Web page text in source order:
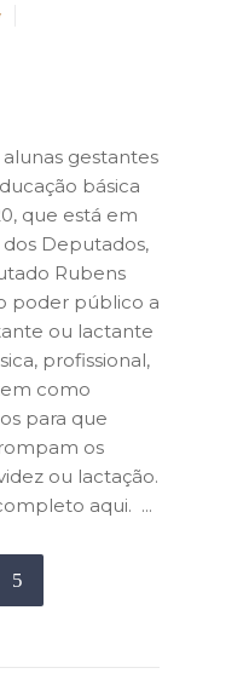
alunas gestantes
básica
que está em
Deputados,
Rubens
poder público a
ou lactante
profissional,
como
para que
os
ou lactação.
aqui. ...